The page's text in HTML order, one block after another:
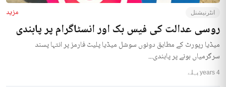
انٹرنیشنل مزید
روسی عدالت کی فیس بک اور انسٹاگرام پر پابندی
میڈیا رپورٹ کے مطابق دونوں سوشل میڈیا پلیٹ فارمز پر انتہا پسند
سرگرمیاں ہونے پر پابندی...
4 years پہلے